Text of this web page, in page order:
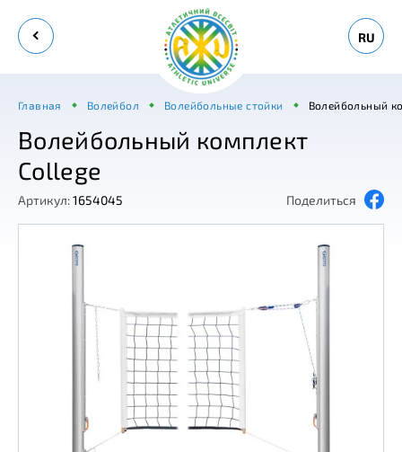
RU
Главная Волейбол Волейбольные стойки Волейбольный
Артикул:1654045 Поделиться
Волейбольный комплект
College